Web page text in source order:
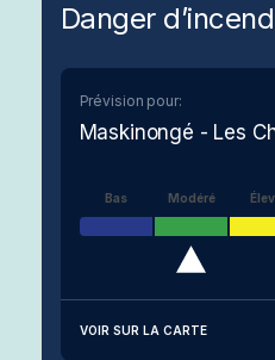
Danger
Prévision pour:
Maskinongé - Les
Bas Modéré
VOIR SUR LA CARTE